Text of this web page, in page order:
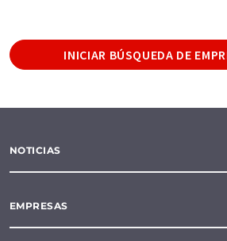
INICIAR BÚSQUEDA DE
NOTICIAS
EMPRESAS